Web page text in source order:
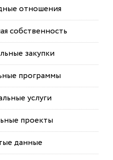
отношения
собственность
закупки
программы
услуги
проекты
данные